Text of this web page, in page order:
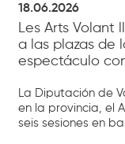
18.06.2026
Les Arts Volant
a las plazas de
espectáculo
La Diputación de
en la provincia, el
seis sesiones en